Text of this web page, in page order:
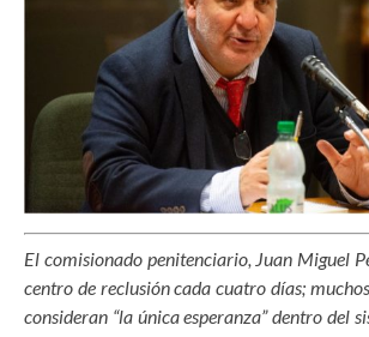
El comisionado penitenciario, Juan Miguel
centro de reclusión cada cuatro días;
consideran “la única esperanza” dentro del